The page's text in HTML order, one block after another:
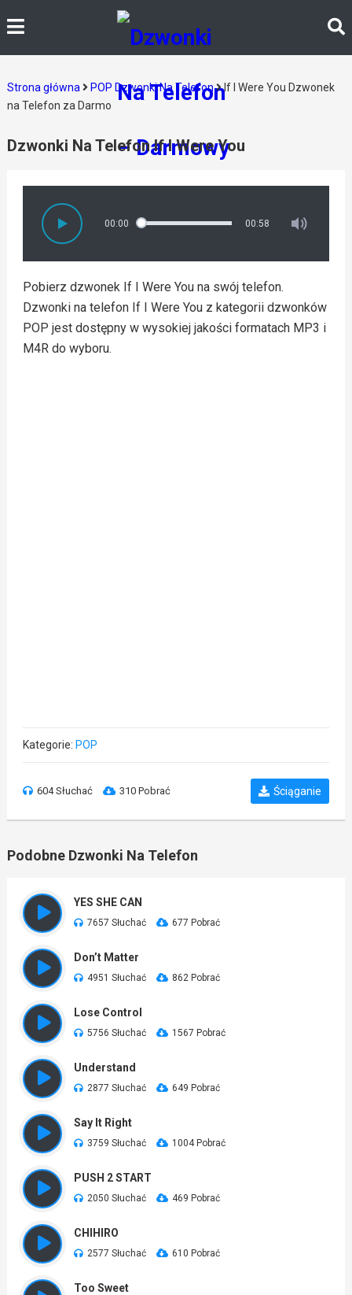
Strona główna POP Dzwonki Na Telefon
If I Were You Dzwonek
na Telefon za Darmo
Dzwonki Na Telefon If I Were You
00:00 00:58
Pobierz dzwonek If I Were You na swój telefon.
Dzwonki na telefon If I Were You z kategorii dzwonków
POP jest dostępny w wysokiej jakości formatach MP3 i
M4R do wyboru.
Kategorie: POP
604 Słuchać 310 Pobrać Ściąganie
Podobne Dzwonki Na Telefon
YES SHE CAN
7657 Słuchać 677 Pobrać
Don’t Matter
4951 Słuchać 862 Pobrać
Lose Control
5756 Słuchać 1567 Pobrać
Understand
2877 Słuchać 649 Pobrać
Say It Right
3759 Słuchać 1004 Pobrać
PUSH 2 START
2050 Słuchać 469 Pobrać
CHIHIRO
2577 Słuchać 610 Pobrać
Too Sweet